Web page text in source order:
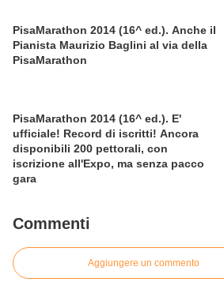
PisaMarathon 2014 (16^ ed.). Anche il
Pianista Maurizio Baglini al via della
PisaMarathon
PisaMarathon 2014 (16^ ed.). E'
ufficiale! Record di iscritti! Ancora
disponibili 200 pettorali, con
iscrizione all'Expo, ma senza pacco
gara
Commenti
Aggiungere un commento